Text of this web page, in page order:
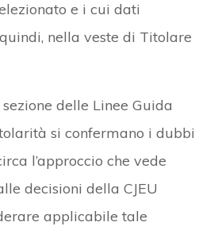
e i cui dati
nella veste di Titolare
delle Linee Guida
si confermano i dubbi
l’approccio che vede
decisioni della CJEU
applicabile tale